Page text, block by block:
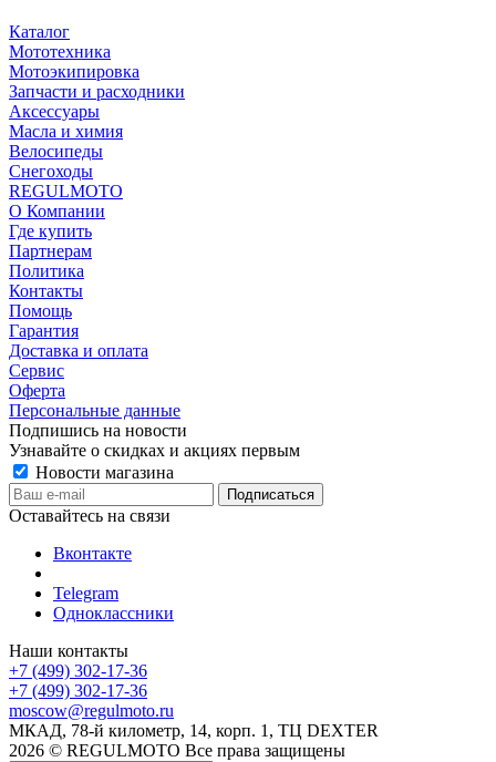
Каталог
Мототехника
Мотоэкипировка
Запчасти и расходники
Аксессуары
Масла и химия
Велосипеды
Снегоходы
REGULMOTO
О Компании
Где купить
Партнерам
Политика
Контакты
Помощь
Гарантия
Доставка и оплата
Сервис
Оферта
Персональные данные
Подпишись на новости
Узнавайте о скидках и акциях первым
Новости магазина
Оставайтесь на связи
Вконтакте
Telegram
Одноклассники
Наши контакты
+7 (499) 302-17-36
+7 (499) 302-17-36
moscow@regulmoto.ru
МКАД, 78-й километр, 14, корп. 1, ТЦ DEXTER
2026 © REGULMOTO Все права защищены